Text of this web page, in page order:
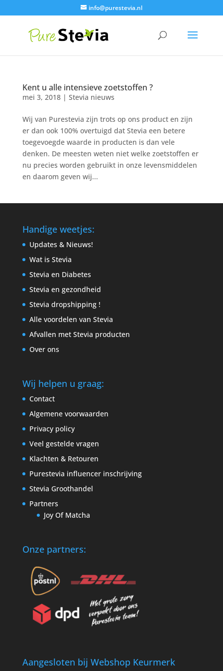
info@purestevia.nl
Kent u alle intensieve zoetstoffen ?
mei 3, 2018| Stevia nieuws
Wij van Purestevia zijn trots op ons product en zijn
er dan ook 100% overtuigd dat Stevia een betere
toegevoegde waarde in producten is dan vele
denken. De meesten weten niet welke zoetstoffen er
nu precies worden gebruikt in onze levensmiddelen
en daarom geven wij...
Handige weetjes:
Updates & Nieuws!
Wat is Stevia
Stevia en Diabetes
Stevia en gezondheid
Stevia dropshipping !
Alle voordelen van Stevia
Afvallen met Stevia producten
Over ons
Wij helpen u graag:
Contact
Algemene voorwaarden
Privacy policy
Veel gestelde vragen
Klachten & Retouren
Purestevia influencer inschrijving
Stevia Groothandel
Partners
Joy Of Matcha
Onze partners:
Aangesloten bij Webshop Keurmerk